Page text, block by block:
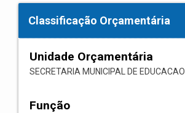
Classificação Orçamentária
Unidade Orçamentária
SECRETARIA MUNICIPAL DE EDUCACAO
Função